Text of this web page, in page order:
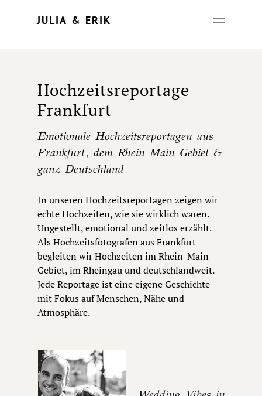
JULIA & ERIK
Hochzeitsreportage
Frankfurt
Emotionale Hochzeitsreportagen aus
Frankfurt, dem Rhein-Main-Gebiet &
ganz Deutschland
In unseren Hochzeitsreportagen zeigen wir
echte Hochzeiten, wie sie wirklich waren.
Ungestellt, emotional und zeitlos erzählt.
Als Hochzeitsfotografen aus Frankfurt
begleiten wir Hochzeiten im Rhein-Main-
Gebiet, im Rheingau und deutschlandweit.
Jede Reportage ist eine eigene Geschichte –
mit Fokus auf Menschen, Nähe und
Atmosphäre.